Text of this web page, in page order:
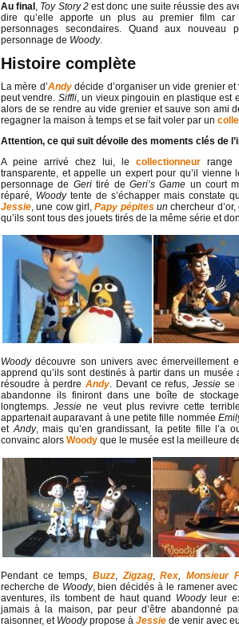
Aufinal , Toy Story 2est donc une suite réussie des
dire qu’elle apporte un plus au premier film
personnages secondaires. Quand aux nouveau
personnage de Woody.
Histoire complète
La mère d’Andydécide d’organiser un vide grenier et
peut vendre. Siffli, un vieux pingouin en plastique est
alors de se rendre au vide grenier et sauve son ami
regagner la maison à temps et se fait voler par un
Attention, ce qui suit dévoile des moments clés de
A peine arrivé chez lui, le collectionneur range
transparente, et appelle un expert pour qu’il vienne
personnage de Geritiré de Geri’s Game un court
réparé, Woodytente de s’échapper mais constate
Jessie, une cow girl,Papy pépitesun chercheur
qu’ils sont tous des jouets tirés de la même série et
Woodydécouvre son univers avec émerveillement
apprend qu’ils sont destinés à partir dans un musée
résoudre à perdreAndy. Devant ce refus, Jessiese
abandonne ils finiront dans une boîte de
longtemps.Jessie ne veut plus revivre cette
appartenait auparavant à une petite fille nommée
etAndy, mais qu’en grandissant, la petite fille l’a
convainc alors Woody que le musée est la meilleure
Pendant ce temps, Buzz,Zigzag,Rex, Monsieur
recherche de Woody, bien décidés à le ramener
aventures, ils tombent de haut quand Woodyleur
jamais à la maison, par peur d’être abandonné
raisonner, et Woodypropose à Jessie de venir avec